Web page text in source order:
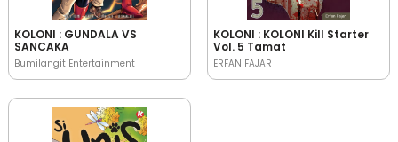
KOLONI : GUNDALA VS
SANCAKA
Bumilangit Entertainment
KOLONI : KOLONI Kill Starter
Vol. 5 Tamat
ERFAN FAJAR